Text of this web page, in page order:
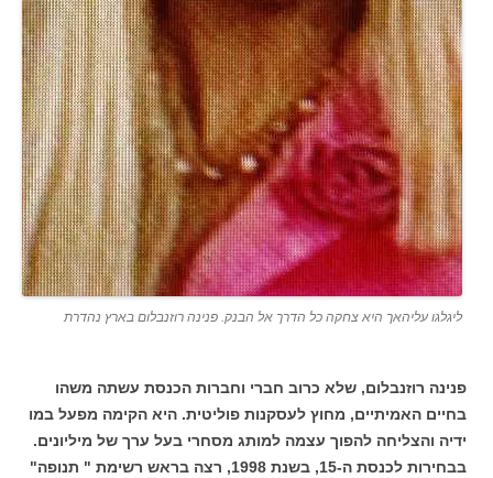
ליגלגו עליהאך היא צחקה כל הדרך אל הבנק. פנינה רוזנבלום בארץ נהדרת
פנינה רוזנבלום, שלא כרוב חברי וחברות הכנסת עשתה משהו
בחיים האמיתיים, מחוץ לעסקנות פוליטית. היא הקימה מפעל במו
ידיה והצליחה להפוך עצמה למותג מסחרי בעל ערך של מיליונים.
בבחירות לכנסת ה-15, בשנת 1998, רצה בראש רשימת " תנופה"